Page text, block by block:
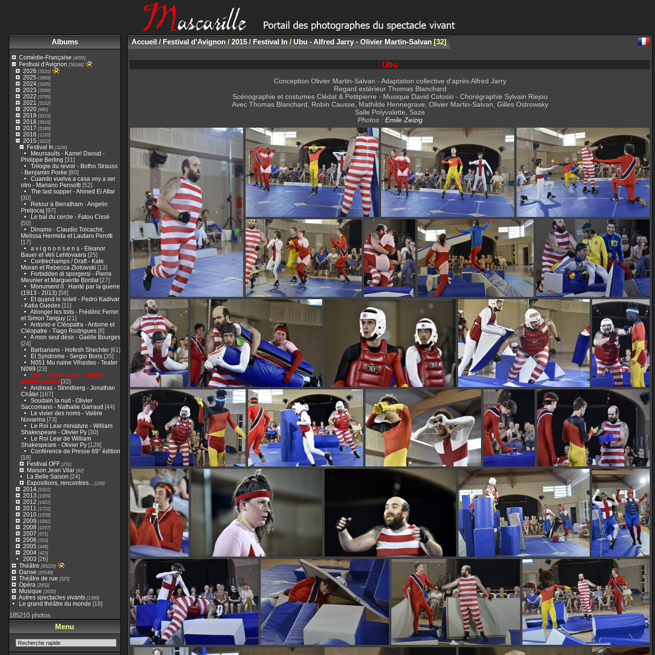
Albums
Comédie-Française [4095]
Festival d'Avignon [56246]
2026 [3521]
2025 [3889]
2024[3185]
2023 [3589]
2022 [3795]
2021 [5222]
2020[680]
2019 [5219]
2018 [5818]
2017 [5349]
2016 [1110]
2015 [1622]
Festival In [1156]
Meursaults - Kamel Daoud -
Philippe Berling [31]
Trilogie du revoir - Botho Strauss
- Benjamin Porée [80]
Cuando vuelva a casa voy a ser
otro - Mariano Pensotti [52]
The last supper - Ahmed El Attar
[30]
Retour à Berratham - Angelin
Preljocaj [97]
Le bal du cercle - Fatou Cissé
[50]
Dinamo - Claudio Tolcachir,
Melissa Hermida et Lautaro Perotti
[17]
a v i g n o n s e n s - Eleanor
Bauer et Veli Lehtovaara [25]
Contrechamps / Draft - Kate
Moran et Rebecca Zlotowski [13]
Forbidden di sporgersi - Pierre
Meunier et Marguerite Bordat[27]
Monument 0 : Hanté par la guerre
(1913 - 2013)[58]
Et quand le soleil - Pedro Kadivar
- Katia Guedes[11]
Allonger les toits - Frédéric Ferrer
et Simon Tanguy[21]
Antonio e Cléopatra - Antoine et
Cléopatre - Tiago Rodrigues[8]
A mon seul désir - Gaëlle Bourges
[24]
Barbarians - Hofesh Shechter[61]
El Syndrome - Sergio Boris[35]
N051 Mu naine Vihastas - Teater
N099 [23]
Ubu - Alfred Jarry - Olivier
Martin-Salvan[32]
Andreas - Strindberg - Jonathan
Châtel [167]
Soudain la nuit - Olivier
Saccomano - Nathalie Garraud [44]
Le vivier des noms - Valère
Novarina [73]
Le Roi Lear miniature - William
Shakespeare - Olivier Py[30]
Le Roi Lear de William
Shakespeare - Olivier Py[129]
Conférence de Presse 69° édition
[18]
Festival OFF[251]
Maison Jean Vilar[82]
La Belle Saison [24]
Expositions, rencontres...
[109]
2014[1921]
2013 [1909]
2012 [1421]
2011 [1721]
2010[1559]
2009 [1841]
2008 [1097]
2007 [571]
2006 [310]
2005 [448]
2004[423]
2003 [26]
Théâtre [89225]
Danse [29148]
Théâtre de rue [525]
Opéra [2852]
Musique [3655]
Autres spectacles vivants[1386]
Le grand théâtre du monde [18]
185210 photos
Menu
Accueil/ Festival d'Avignon/ 2015/ Festival In/ Ubu - Alfred Jarry - Olivier Martin-Salvan 32
Ubu
Conception Olivier Martin-Salvan - Adaptation collective d'après Alfred Jarry
Regard extérieur Thomas Blanchard
Scénographie et costumes Clédat & Petitpierre - Musique David Colosio - Chorégraphie Sylvain Riejou
Avec Thomas Blanchard, Robin Causse, Mathilde Hennegrave, Olivier Martin-Salvan, Gilles Ostrowsky
Salle Polyvalette, Saze
Photos : Emile Zeizig